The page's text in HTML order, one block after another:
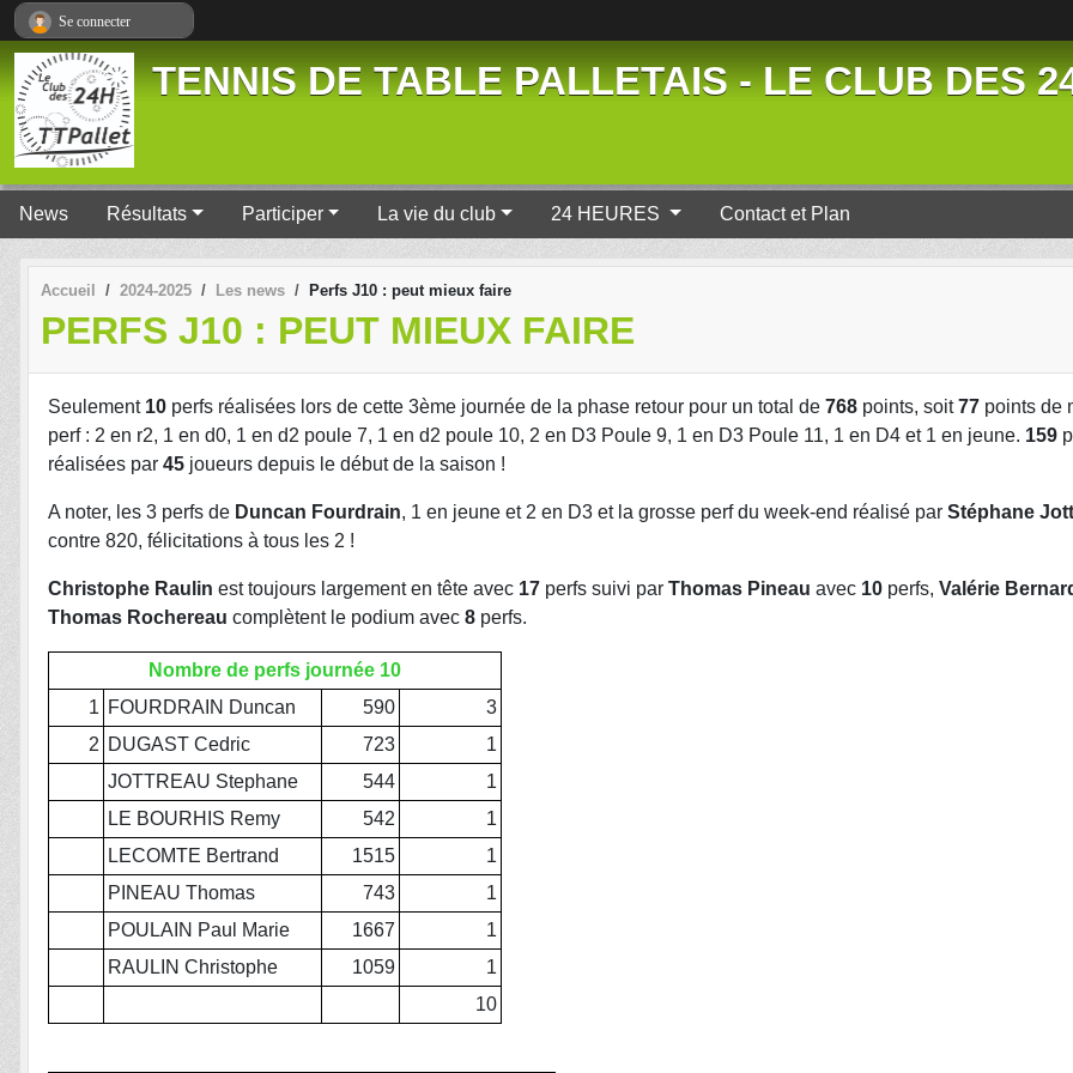
TENNIS DE TABLE PALLETAIS - LE CLUB DES
News Résultats Participer La vie du club 24 HEURES Contact et Plan
Accueil 2024-2025 Les news Perfs J10 : peut mieux faire
PERFS J10 : PEUT MIEUX FAIRE
Seulement 10 perfs réalisées lors de cette 3ème journée de la phase retour pour un total de 768 points, soit77 points de
perf : 2 en r2, 1 en d0, 1 en d2 poule 7, 1 en d2 poule 10, 2 en D3 Poule 9, 1 en D3 Poule 11, 1 en D4 et 1 en jeune. 159
réalisées par 45 joueurs depuis le début de la saison !
A noter, les 3 perfs de Duncan Fourdrain, 1 en jeune et 2 en D3 et la grosse perf du week-end réalisé par Stéphane
contre 820, félicitations à tous les 2 !
Christophe Raulin est toujours largement en tête avec 17 perfs suivi par Thomas Pineau avec 10 perfs, Valérie
Thomas Rochereau complètent le podium avec 8 perfs.
Nombre de perfs journée 10
1 FOURDRAIN Duncan 590
3
2 DUGAST Cedric 723
1
JOTTREAU Stephane
544
1
LE BOURHIS Remy
542
1
LECOMTE Bertrand
1515
1
PINEAU Thomas
743
1
POULAIN Paul Marie
1667
1
RAULIN Christophe
1059
1
10
Se connecter
Panneau de gestion des cookies